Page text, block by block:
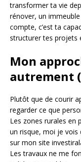
transformer ta vie
rénover, un
compte, c’est ta
structurer tes projets
Mon
autrement
Plutôt que de courir
regarder ce que
Les zones rurales en
un risque, moi je vois
sur mon site
Les travaux ne me